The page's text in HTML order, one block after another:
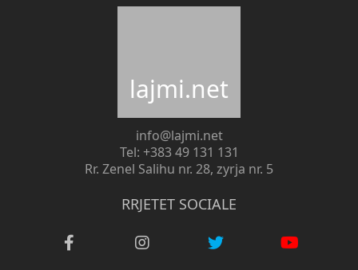
lajmi.net
info@lajmi.net
Tel: +383 49 131 131
Rr. Zenel Salihu nr. 28, zyrja nr. 5
RRJETET SOCIALE